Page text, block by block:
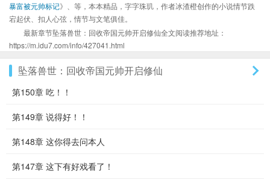
暴富被元帅标记》、等，本本精品，字字珠玑，作者冰渣橙创作的小说情节跌
宕起伏、扣人心弦，情节与文笔俱佳。
最新章节坠落兽世：回收帝国元帅开启修仙全文阅读推荐地址：
https://m.idu7.com/info/427041.html
坠落兽世：回收帝国元帅开启修仙
第150章 吃！！
第149章 说得好！！
第148章 这你得去问本人
第147章 这下有好戏看了！